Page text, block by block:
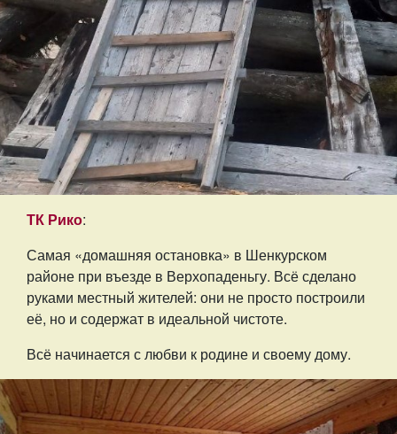
ТК Рико:
Самая «домашняя остановка» в Шенкурском
районе при въезде в Верхопаденьгу. Всё сделано
руками местный жителей: они не просто построили
её, но и содержат в идеальной чистоте.
Всё начинается с любви к родине и своему дому.